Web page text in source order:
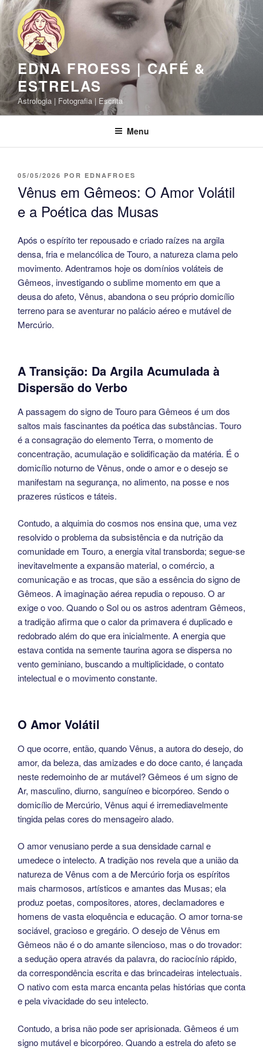
Pular
para
conteúdo
EDNA FROESS | CAFÉ &
ESTRELAS
Astrologia | Fotografia | Escrita
Menu
PUBLICADO
05/05/2026 POR EDNAFROES
Vênus em Gêmeos: O Amor Volátil
e a Poética das Musas
Após o espírito ter repousado e criado raízes na argila
densa, fria e melancólica de Touro, a natureza clama pelo
movimento. Adentramos hoje os domínios voláteis de
Gêmeos, investigando o sublime momento em que a
deusa do afeto, Vênus, abandona o seu próprio domicílio
terreno para se aventurar no palácio aéreo e mutável de
Mercúrio.
A Transição: Da Argila Acumulada à
Dispersão do Verbo
A passagem do signo de Touro para Gêmeos é um dos
saltos mais fascinantes da poética das substâncias. Touro
é a consagração do elemento Terra, o momento de
concentração, acumulação e solidificação da matéria. É o
domicílio noturno de Vênus, onde o amor e o desejo se
manifestam na segurança, no alimento, na posse e nos
prazeres rústicos e táteis.
Contudo, a alquimia do cosmos nos ensina que, uma vez
resolvido o problema da subsistência e da nutrição da
comunidade em Touro, a energia vital transborda; segue-se
inevitavelmente a expansão material, o comércio, a
comunicação e as trocas, que são a essência do signo de
Gêmeos. A imaginação aérea repudia o repouso. O ar
exige o voo. Quando o Sol ou os astros adentram Gêmeos,
a tradição afirma que o calor da primavera é duplicado e
redobrado além do que era inicialmente. A energia que
estava contida na semente taurina agora se dispersa no
vento geminiano, buscando a multiplicidade, o contato
intelectual e o movimento constante.
O Amor Volátil
O que ocorre, então, quando Vênus, a autora do desejo, do
amor, da beleza, das amizades e do doce canto, é lançada
neste redemoinho de ar mutável? Gêmeos é um signo de
Ar, masculino, diurno, sanguíneo e bicorpóreo. Sendo o
domicílio de Mercúrio, Vênus aqui é irremediavelmente
tingida pelas cores do mensageiro alado.
O amor venusiano perde a sua densidade carnal e
umedece o intelecto. A tradição nos revela que a união da
natureza de Vênus com a de Mercúrio forja os espíritos
mais charmosos, artísticos e amantes das Musas; ela
produz poetas, compositores, atores, declamadores e
homens de vasta eloquência e educação. O amor torna-se
sociável, gracioso e gregário. O desejo de Vênus em
Gêmeos não é o do amante silencioso, mas o do trovador:
a sedução opera através da palavra, do raciocínio rápido,
da correspondência escrita e das brincadeiras intelectuais.
O nativo com esta marca encanta pelas histórias que conta
e pela vivacidade do seu intelecto.
Contudo, a brisa não pode ser aprisionada. Gêmeos é um
signo mutável e bicorpóreo. Quando a estrela do afeto se